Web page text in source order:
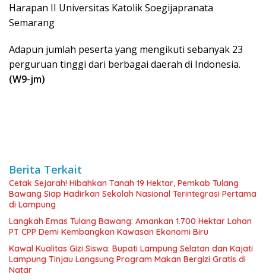
Harapan II Universitas Katolik Soegijapranata
Semarang
Adapun jumlah peserta yang mengikuti sebanyak 23
perguruan tinggi dari berbagai daerah di Indonesia.
(W9-jm)
Berita Terkait
Cetak Sejarah! Hibahkan Tanah 19 Hektar, Pemkab Tulang
Bawang Siap Hadirkan Sekolah Nasional Terintegrasi Pertama
di Lampung
Langkah Emas Tulang Bawang: Amankan 1.700 Hektar Lahan
PT CPP Demi Kembangkan Kawasan Ekonomi Biru
Kawal Kualitas Gizi Siswa: Bupati Lampung Selatan dan Kajati
Lampung Tinjau Langsung Program Makan Bergizi Gratis di
Natar